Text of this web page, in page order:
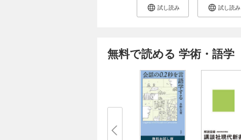
試し読み 試し読み
無料で読める 学術・語学